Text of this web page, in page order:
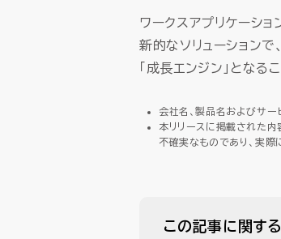
ワークスアプリケーシ
新的なソリューション
「成長エンジン」となる
会社名、製品名およびサー
本リリースに掲載された
不確実なものであり、実際
この記事に関す